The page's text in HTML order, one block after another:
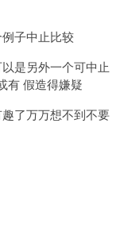
子中止比较
是另外一个可中止
有 假造得嫌疑
了万万想不到不要